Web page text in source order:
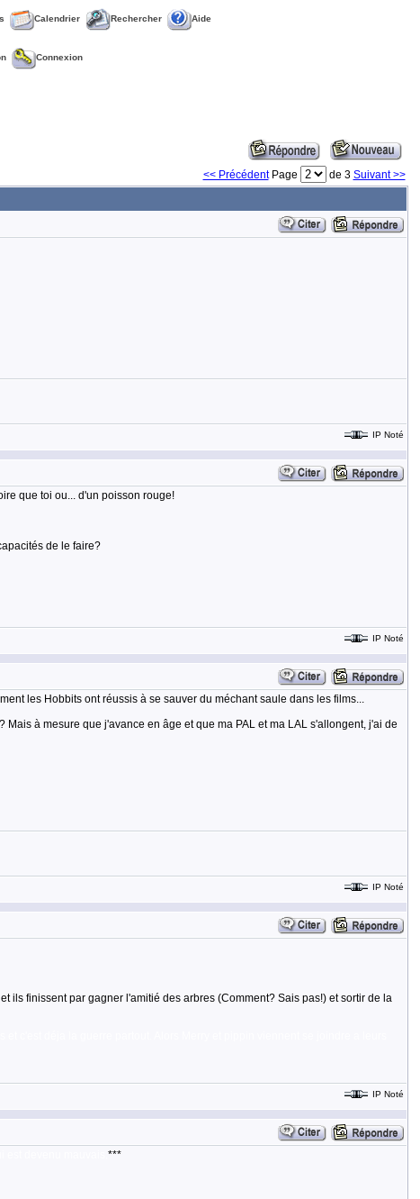
Calendrier Rechercher Aide
Connexion
<< PrécédentPage de 3 Suivant >>
IP Noté
que toi ou... d'un poisson rouge!
de le faire?
IP Noté
les Hobbits ont réussis à se sauver du méchant saule dans les films...
à mesure que j'avance en âge et que ma PAL et ma LAL s'allongent, j'ai de
IP Noté
ils finissent par gagner l'amitié des arbres (Comment? Sais pas!) et sortir de la
IP Noté
devenu mauvais. ***